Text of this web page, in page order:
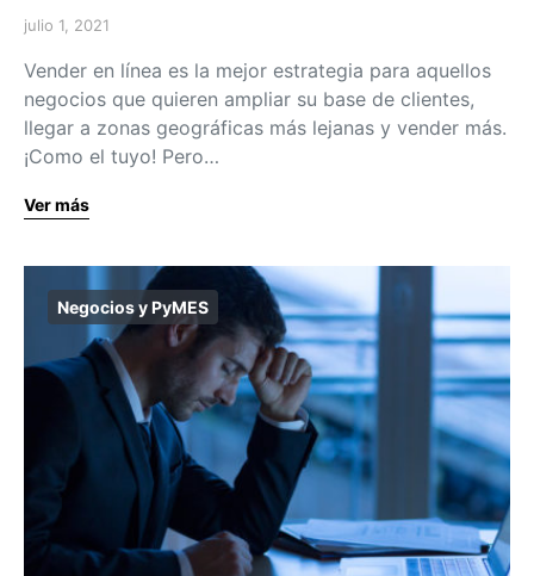
julio 1, 2021
Vender en línea es la mejor estrategia para aquellos
negocios que quieren ampliar su base de clientes,
llegar a zonas geográficas más lejanas y vender más.
¡Como el tuyo! Pero…
Ver más
Negocios y PyMES